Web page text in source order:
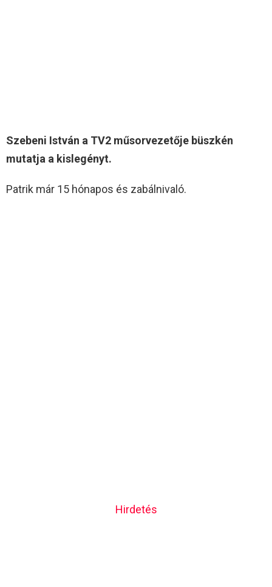
Szebeni István a TV2 műsorvezetője büszkén
mutatja a kislegényt.
Patrik már 15 hónapos és zabálnivaló.
Hirdetés